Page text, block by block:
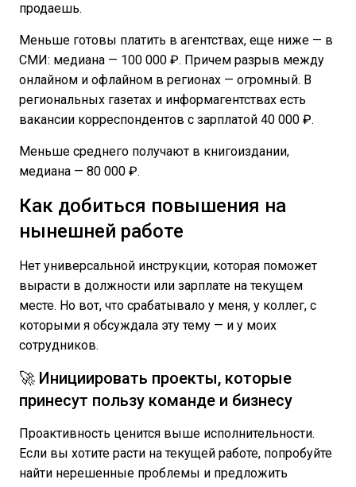
продаешь.
Меньше готовы платить в агентствах, еще ниже — в
СМИ: медиана — 100 000 ₽. Причем разрыв между
онлайном и офлайном в регионах — огромный. В
региональных газетах и информагентствах есть
вакансии корреспондентов с зарплатой 40 000 ₽.
Меньше среднего получают в книгоиздании,
медиана — 80 000 ₽.
Как добиться повышения на
нынешней работе
Нет универсальной инструкции, которая поможет
вырасти в должности или зарплате на текущем
месте. Но вот, что срабатывало у меня, у коллег, с
которыми я обсуждала эту тему — и у моих
сотрудников.
🚀 Инициировать проекты, которые
принесут пользу команде и бизнесу
Проактивность ценится выше исполнительности.
Если вы хотите расти на текущей работе, попробуйте
найти нерешенные проблемы и предложить